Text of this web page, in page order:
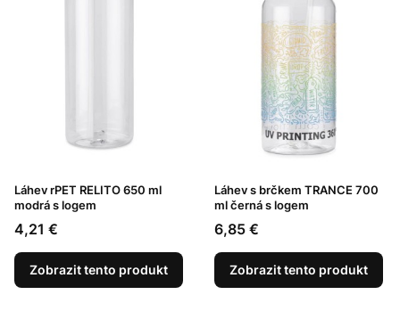
Láhev rPET RELITO 650 ml
modrá s logem
Cena
4,21 €
Zobrazit tento produkt
Láhev s brčkem TRANCE 700
ml černá s logem
Cena
6,85 €
Zobrazit tento produkt